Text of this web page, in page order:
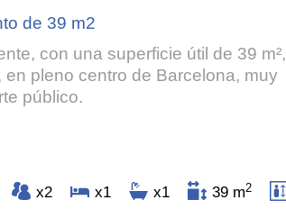
de 39 m2
con una superficie útil de 39 m²,
en pleno centro de Barcelona, muy
público.
x2 x1 x1 39 m2